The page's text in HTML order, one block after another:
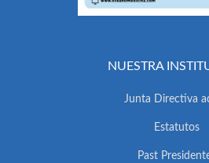
NUESTRA
Junta Directiva
Estatutos
Past